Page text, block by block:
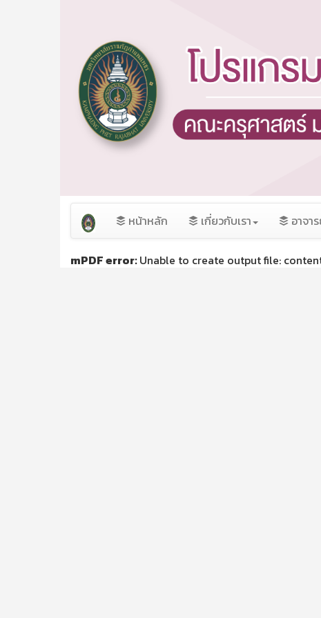
หน้าหลัก เกี่ยวกับเรา อาจา
mPDF error:Unable to create output file: